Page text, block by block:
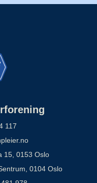
117
15, 0153 Oslo
0104 Oslo